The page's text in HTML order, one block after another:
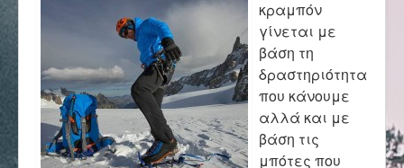
Ορειβασία
Αναρρίχηση
κραμπόν
γίνεται με
βάση τη
δραστηριότητα
που κάνουμε
αλλά και με
βάση τις
μπότες που